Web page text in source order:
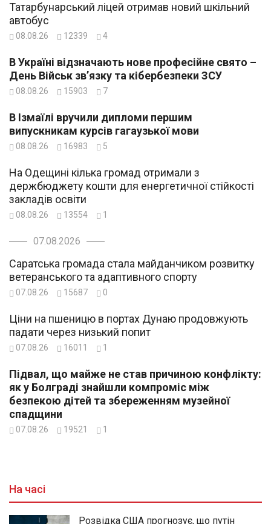
Татарбунарський ліцей отримав новий шкільний
автобус
08.08.26 12339 4
В Україні відзначають нове професійне свято –
День Військ зв’язку та кібербезпеки ЗСУ
08.08.26 15903 7
В Ізмаїлі вручили дипломи першим
випускникам курсів гагаузької мови
08.08.26 16983 5
На Одещині кілька громад отримали з
держбюджету кошти для енергетичної стійкості
закладів освіти
08.08.26 13554 1
07.08.2026
Саратська громада стала майданчиком розвитку
ветеранського та адаптивного спорту
07.08.26 15687 0
Ціни на пшеницю в портах Дунаю продовжують
падати через низький попит
07.08.26 16011 1
Підвал, що майже не став причиною конфлікту:
як у Болграді знайшли компроміс між
безпекою дітей та збереженням музейної
спадщини
07.08.26 19521 1
На часі
Розвідка США прогнозує, що путін